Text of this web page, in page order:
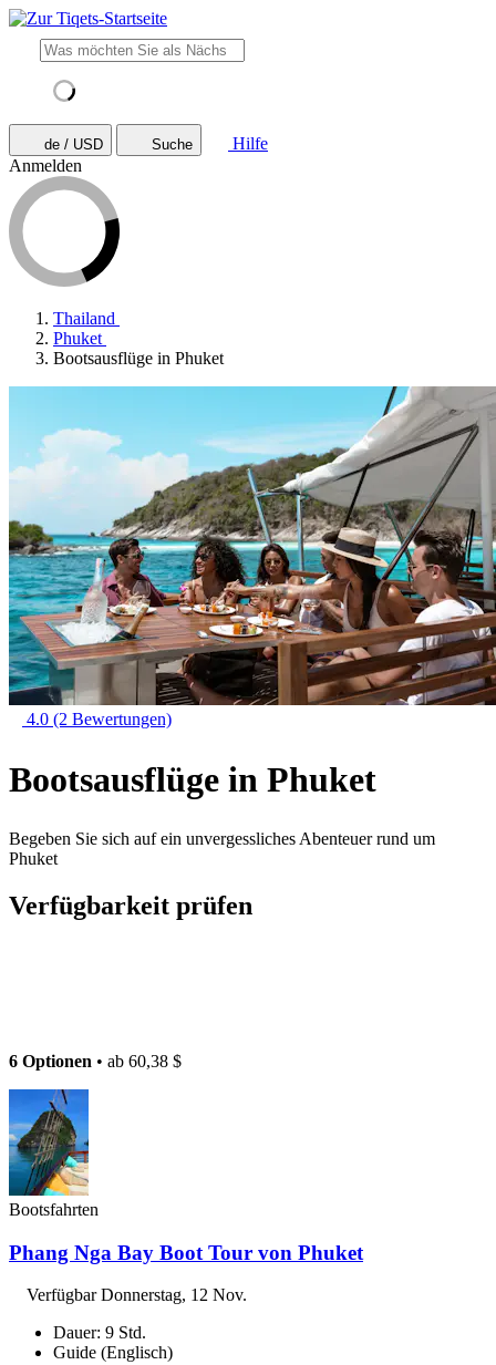
de / USD Suche
Hilfe
Anmelden
Thailand
Phuket
Bootsausflüge in Phuket
4.0 (2 Bewertungen)
Bootsausflüge in Phuket
Begeben Sie sich auf ein unvergessliches Abenteuer rund um
Phuket
Verfügbarkeit prüfen
6 Optionen • ab 60,38 $
Bootsfahrten
Phang Nga Bay Boot Tour von Phuket
VerfügbarDonnerstag, 12 Nov.
Dauer: 9 Std.
Guide (Englisch)